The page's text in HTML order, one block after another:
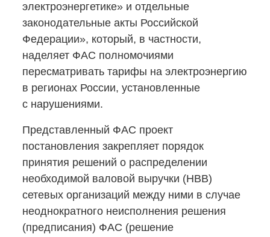
электроэнергетике» и отдельные
законодательные акты Российской
Федерации», который, в частности,
наделяет ФАС полномочиями
пересматривать тарифы на электроэнергию
в регионах России, установленные
с нарушениями.
Представленный ФАС проект
постановления закрепляет порядок
принятия решений о распределении
необходимой валовой выручки (НВВ)
сетевых организаций между ними в случае
неоднократного неисполнения решения
(предписания) ФАС (решение